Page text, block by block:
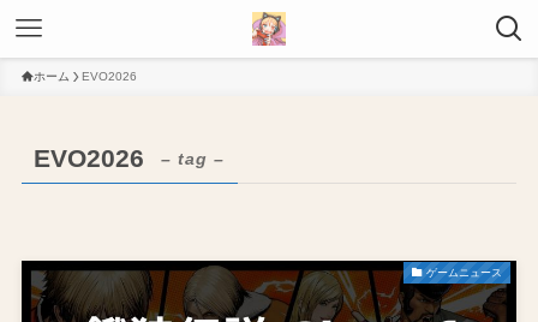
ホーム EVO2026
EVO2026 – tag –
ゲームニュース